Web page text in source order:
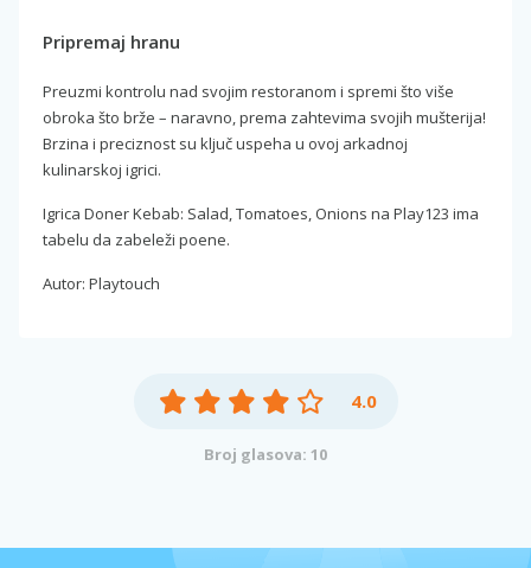
Pripremaj hranu
Preuzmi kontrolu nad svojim restoranom i spremi što više
obroka što brže – naravno, prema zahtevima svojih mušterija!
Brzina i preciznost su ključ uspeha u ovoj arkadnoj
kulinarskoj igrici.
Igrica Doner Kebab: Salad, Tomatoes, Onions na Play123 ima
tabelu da zabeleži poene.
Autor: Playtouch
4.0
Broj glasova: 10